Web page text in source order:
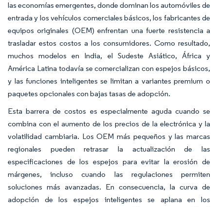
las economías emergentes, donde dominan los automóviles de
entrada y los vehículos comerciales básicos, los fabricantes de
equipos originales (OEM) enfrentan una fuerte resistencia a
trasladar estos costos a los consumidores. Como resultado,
muchos modelos en India, el Sudeste Asiático, África y
América Latina todavía se comercializan con espejos básicos,
y las funciones inteligentes se limitan a variantes premium o
paquetes opcionales con bajas tasas de adopción.
Esta barrera de costos es especialmente aguda cuando se
combina con el aumento de los precios de la electrónica y la
volatilidad cambiaria. Los OEM más pequeños y las marcas
regionales pueden retrasar la actualización de las
especificaciones de los espejos para evitar la erosión de
márgenes, incluso cuando las regulaciones permiten
soluciones más avanzadas. En consecuencia, la curva de
adopción de los espejos inteligentes se aplana en los